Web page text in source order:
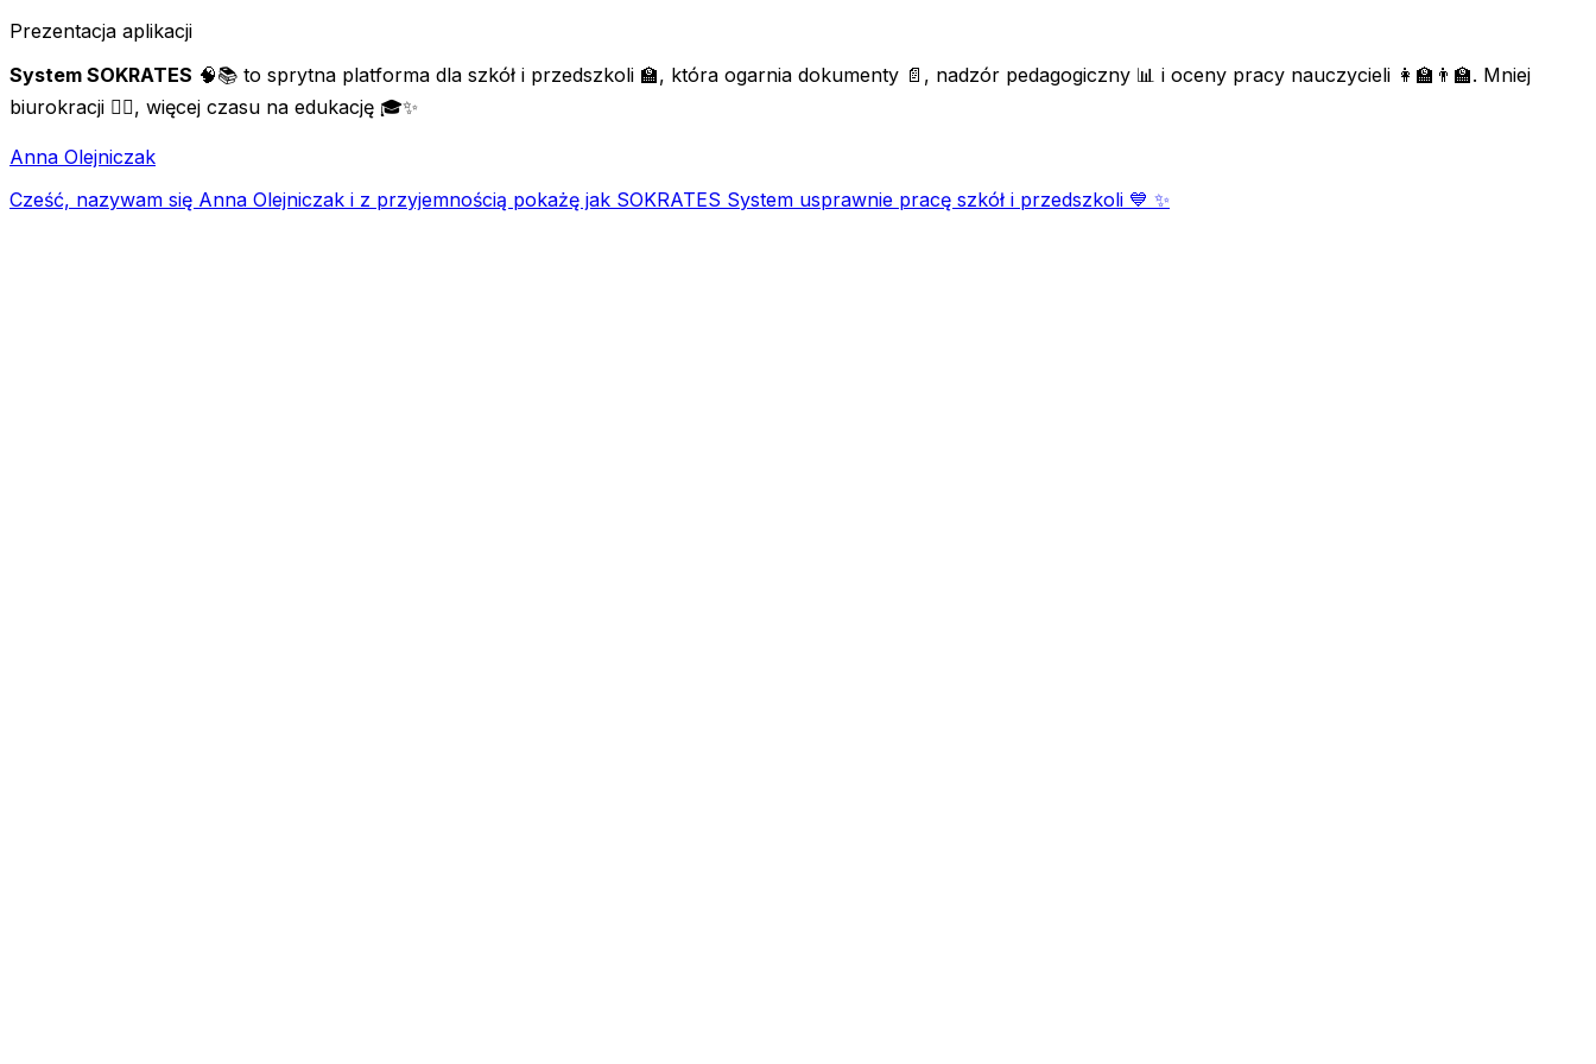
Prezentacja aplikacji
System SOKRATES 🧠📚 to sprytna platforma dla szkół i przedszkoli 🏫, która ogarnia dokumenty 📄, nadzór pedagogiczny 📊 i oceny pracy nauczycieli 👩‍🏫👨‍🏫. Mniej
biurokracji 😮‍💨, więcej czasu na edukację 🎓✨
Anna Olejniczak
Cześć, nazywam się Anna Olejniczak i z przyjemnością pokażę jak SOKRATES System usprawnie pracę szkół i przedszkoli 💙 ✨